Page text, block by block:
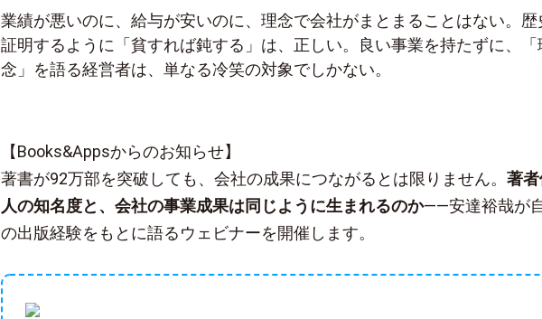
業績が悪いのに、給与が安いのに、理念で会社がまとまることはない。歴
証明するように「貧すれば鈍する」は、正しい。良い事業を持たずに、「
念」を語る経営者は、単なる冷笑の対象でしかない。
【Books&Appsからのお知らせ】
著書が92万部を突破しても、会社の成果につながるとは限りません。 著者
人の知名度と、会社の事業成果は同じように生まれるのか——安達裕哉が
の出版経験をもとに語るウェビナーを開催します。